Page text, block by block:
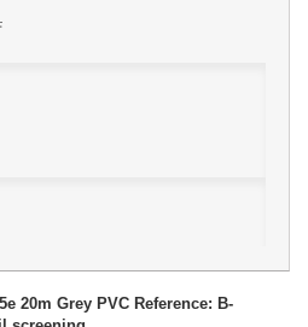
20m Grey PVC Reference: B-